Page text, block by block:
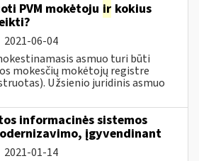
PVM mokėtoju ir kokius
2021-06-04
asmuo turi būti
mokesčių mokėtojų registre
Užsienio juridinis asmuo
informacinės sistemos
įgyvendinant
2021-01-14